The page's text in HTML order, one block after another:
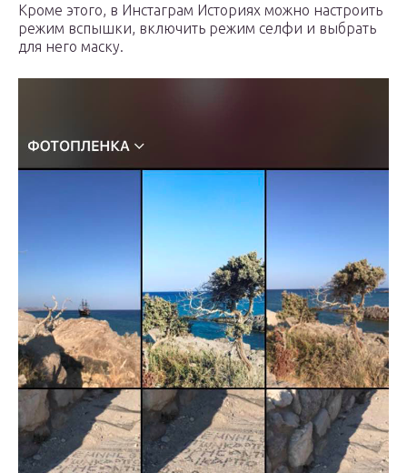
Кроме этого, в Инстаграм Историях можно настроить
режим вспышки, включить режим селфи и выбрать
для него маску.